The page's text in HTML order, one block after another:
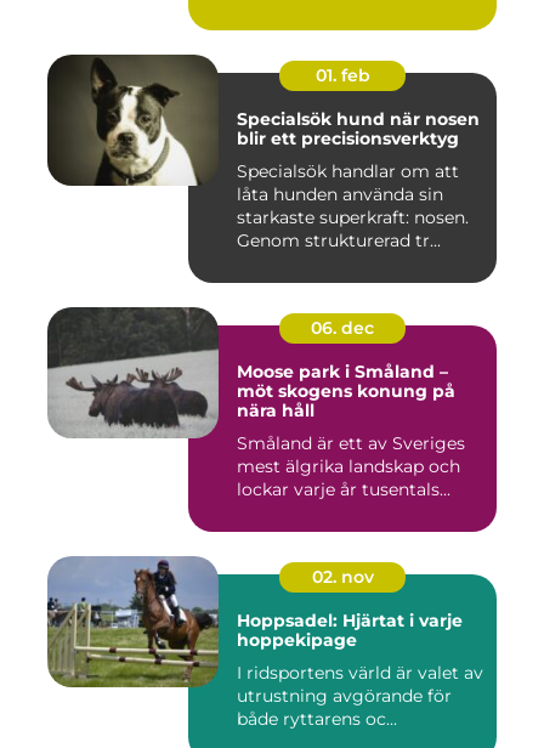
01. feb
Specialsök hund när nosen
blir ett precisionsverktyg
Specialsök handlar om att
låta hunden använda sin
starkaste superkraft: nosen.
Genom strukturerad tr...
06. dec
Moose park i Småland –
möt skogens konung på
nära håll
Småland är ett av Sveriges
mest älgrika landskap och
lockar varje år tusentals...
02. nov
Hoppsadel: Hjärtat i varje
hoppekipage
I ridsportens värld är valet av
utrustning avgörande för
både ryttarens oc...